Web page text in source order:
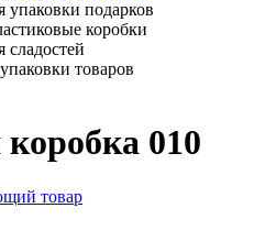
010
товар